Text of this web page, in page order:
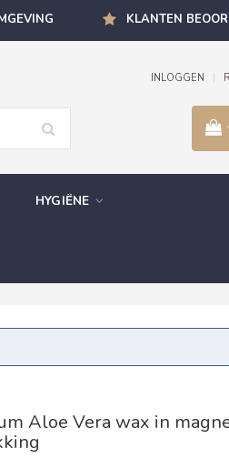
KLANTEN
INLOGGEN
HYGIËNE
Aloe Vera wax in